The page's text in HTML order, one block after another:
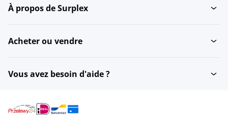
À propos de Surplex
Acheter ou vendre
Vous avez besoin d'aide ?